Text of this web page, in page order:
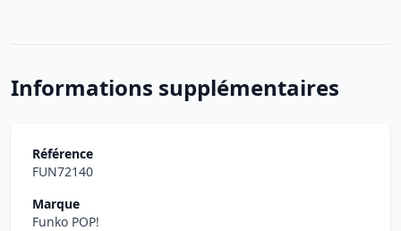
Informations supplémentaires
Référence
FUN72140
Marque
Funko POP!